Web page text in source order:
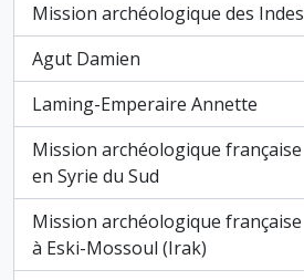
Mission archéologique des Indes
, 6 résultats
Agut Damien
, 5 résultats
Laming-Emperaire Annette
, 4 résultats
Mission archéologique française
en Syrie du Sud
, 3 résultats
Mission archéologique française
à Eski-Mossoul (Irak)
, 2 résultats